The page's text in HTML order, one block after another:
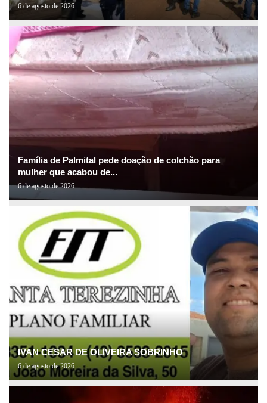
6 de agosto de 2026
Família de Palmital pede doação de colchão para
mulher que acabou de...
6 de agosto de 2026
IVAN CESAR DE OLIVEIRA SOBRINHO
6 de agosto de 2026